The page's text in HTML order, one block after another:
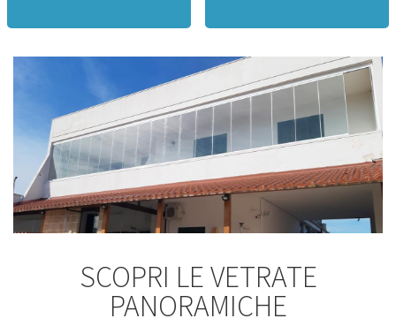
SCOPRI LE VETRATE
PANORAMICHE